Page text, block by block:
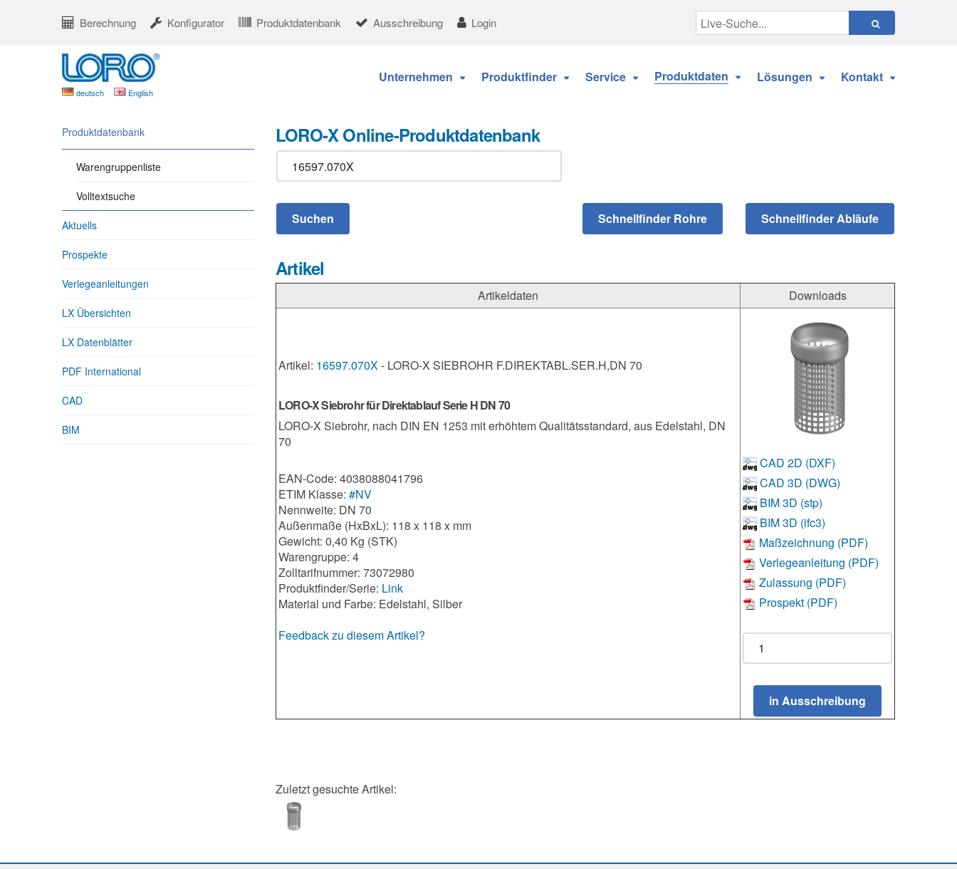
Berechnung Konfigurator Produktdatenbank Ausschreibung Login
deutsch English
Unternehmen Produktfinder Service Produktdaten Lösungen Kontakt
LORO-X Online-Produktdatenbank
Artikel
Artikeldaten Downloads
Artikel: 16597.070X- LORO-X SIEBROHR F.DIREKTABL.SER.H,DN 70
LORO-X Siebrohr für Direktablauf Serie H DN 70
LORO-X Siebrohr, nach DIN EN 1253 mit erhöhtem Qualitätsstandard, aus Edelstahl, DN
70
EAN-Code: 4038088041796
ETIM Klasse: #NV
Nennweite: DN 70
Außenmaße (HxBxL): 118 x 118 x mm
Gewicht: 0,40 Kg (STK)
Warengruppe: 4
Zolltarifnummer: 73072980
Produktfinder/Serie: Link
Material und Farbe: Edelstahl, Silber
Feedback zu diesem Artikel?
CAD 2D (DXF)
CAD 3D (DWG)
BIM 3D (stp)
BIM 3D (ifc3)
Maßzeichnung (PDF)
Verlegeanleitung (PDF)
Zulassung (PDF)
Prospekt (PDF)
Zuletzt gesuchte Artikel:
Produktdatenbank
Warengruppenliste
Volltextsuche
Aktuells
Prospekte
Verlegeanleitungen
LX Übersichten
LX Datenblätter
PDF International
CAD
BIM